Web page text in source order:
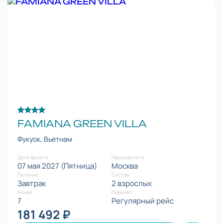
FAMIANA GREEN VILLA
Фукуок, Вьетнам
Дата вылета
07 мая 2027 (Пятница)
Город вылета
Москва
Питание
Завтрак
Состав
2 взрослых
Ночей
7
Перелет
Регулярный рейс
181 492 ₽